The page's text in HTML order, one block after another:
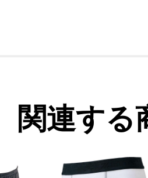
関連する